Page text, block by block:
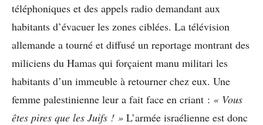
téléphoniques et des appels radio demandant aux
habitants d’évacuer les zones ciblées. La télévision
allemande a tourné et diffusé un reportage montrant des
miliciens du Hamas qui forçaient manu militari les
habitants d’un immeuble à retourner chez eux. Une
femme palestinienne leur a fait face en criant : « Vous
êtes pires que les Juifs ! » L’armée israélienne est donc